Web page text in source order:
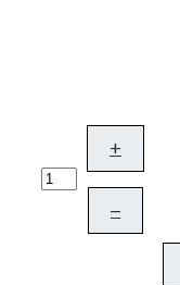
+
–